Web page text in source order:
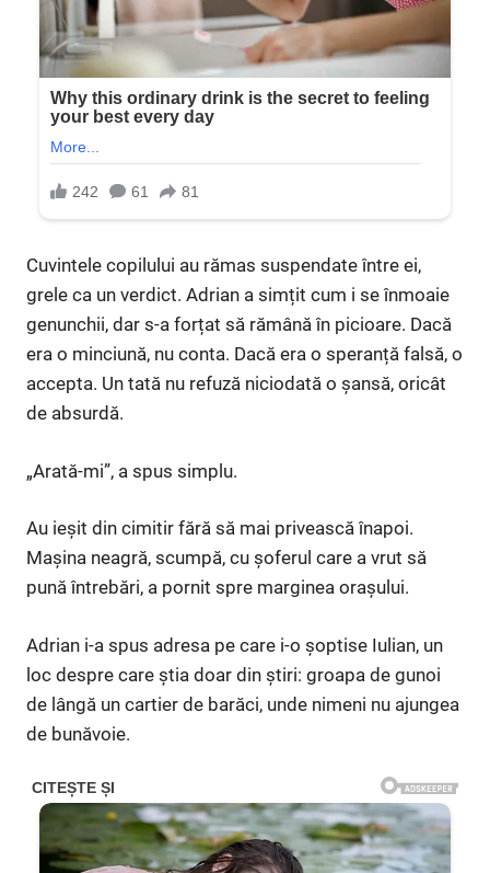
Cuvintele copilului au rămas suspendate între ei,
grele ca un verdict. Adrian a simțit cum i se înmoaie
genunchii, dar s-a forțat să rămână în picioare. Dacă
era o minciună, nu conta. Dacă era o speranță falsă, o
accepta. Un tată nu refuză niciodată o șansă, oricât
de absurdă.
„Arată-mi”, a spus simplu.
Au ieșit din cimitir fără să mai privească înapoi.
Mașina neagră, scumpă, cu șoferul care a vrut să
pună întrebări, a pornit spre marginea orașului.
Adrian i-a spus adresa pe care i-o șoptise Iulian, un
loc despre care știa doar din știri: groapa de gunoi
de lângă un cartier de barăci, unde nimeni nu ajungea
de bunăvoie.